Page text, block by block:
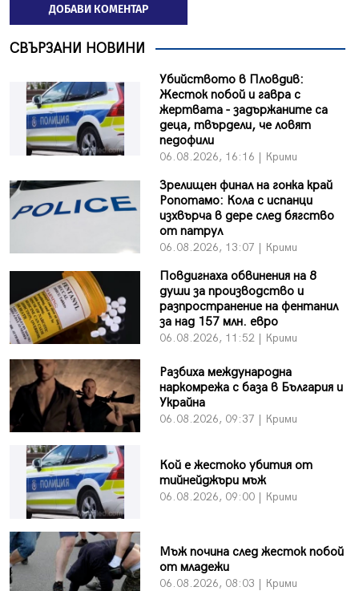
ДОБАВИ КОМЕНТАР
СВЪРЗАНИ НОВИНИ
Убийството в Пловдив:
Жесток побой и гавра с
жертвата - задържаните са
деца, твърдели, че ловят
педофили
06.08.2026, 16:16 | Крими
Зрелищен финал на гонка край
Ропотамо: Кола с испанци
изхвърча в дере след бягство
от патрул
06.08.2026, 13:07 | Крими
Повдигнаха обвинения на 8
души за производство и
разпространение на фентанил
за над 157 млн. евро
06.08.2026, 11:52 | Крими
Разбиха международна
наркомрежа с база в България и
Украйна
06.08.2026, 09:37 | Крими
Кой е жестоко убития от
тийнейджъри мъж
06.08.2026, 09:00 | Крими
Мъж почина след жесток побой
от младежи
06.08.2026, 08:03 | Крими